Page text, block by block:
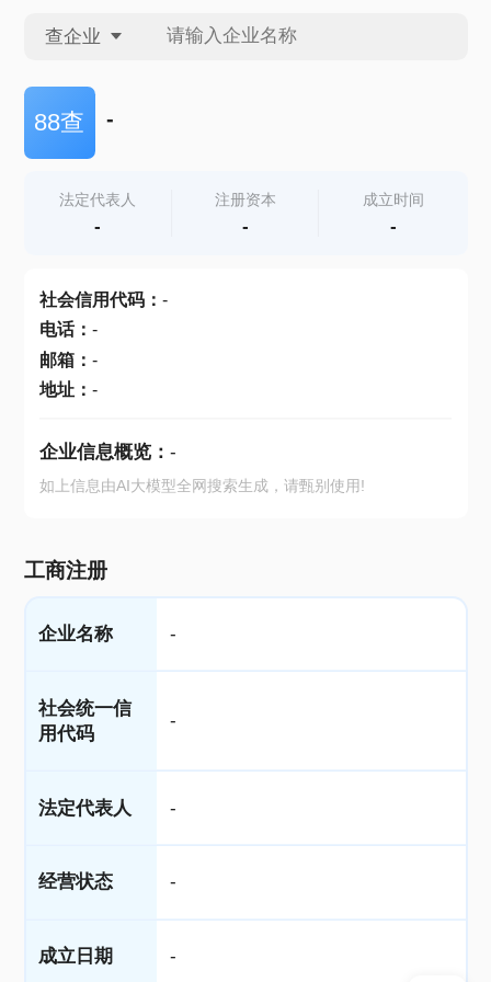
查企业
查企业
查产地
88查 -
法定代表人
-
注册资本
-
成立时间
-
社会信用代码： -
电话： -
邮箱： -
地址： -
企业信息概览： -
如上信息由AI大模型全网搜索生成，请甄别使用!
工商注册
企业名称 -
社会统一信
用代码
-
法定代表人 -
经营状态 -
成立日期 -